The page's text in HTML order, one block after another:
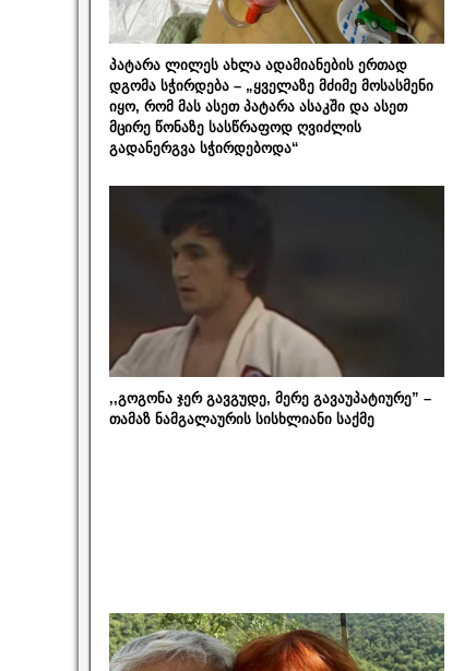
პატარა ლილეს ახლა ადამიანების ერთად
დგომა სჭირდება – „ყველაზე მძიმე მოსასმენი
იყო, რომ მას ასეთ პატარა ასაკში და ასეთ
მცირე წონაზე სასწრაფოდ ღვიძლის
გადანერგვა სჭირდებოდა“
,,გოგონა ჯერ გავგუდე, მერე გავაუპატიურე” –
თამაზ ნამგალაურის სისხლიანი საქმე